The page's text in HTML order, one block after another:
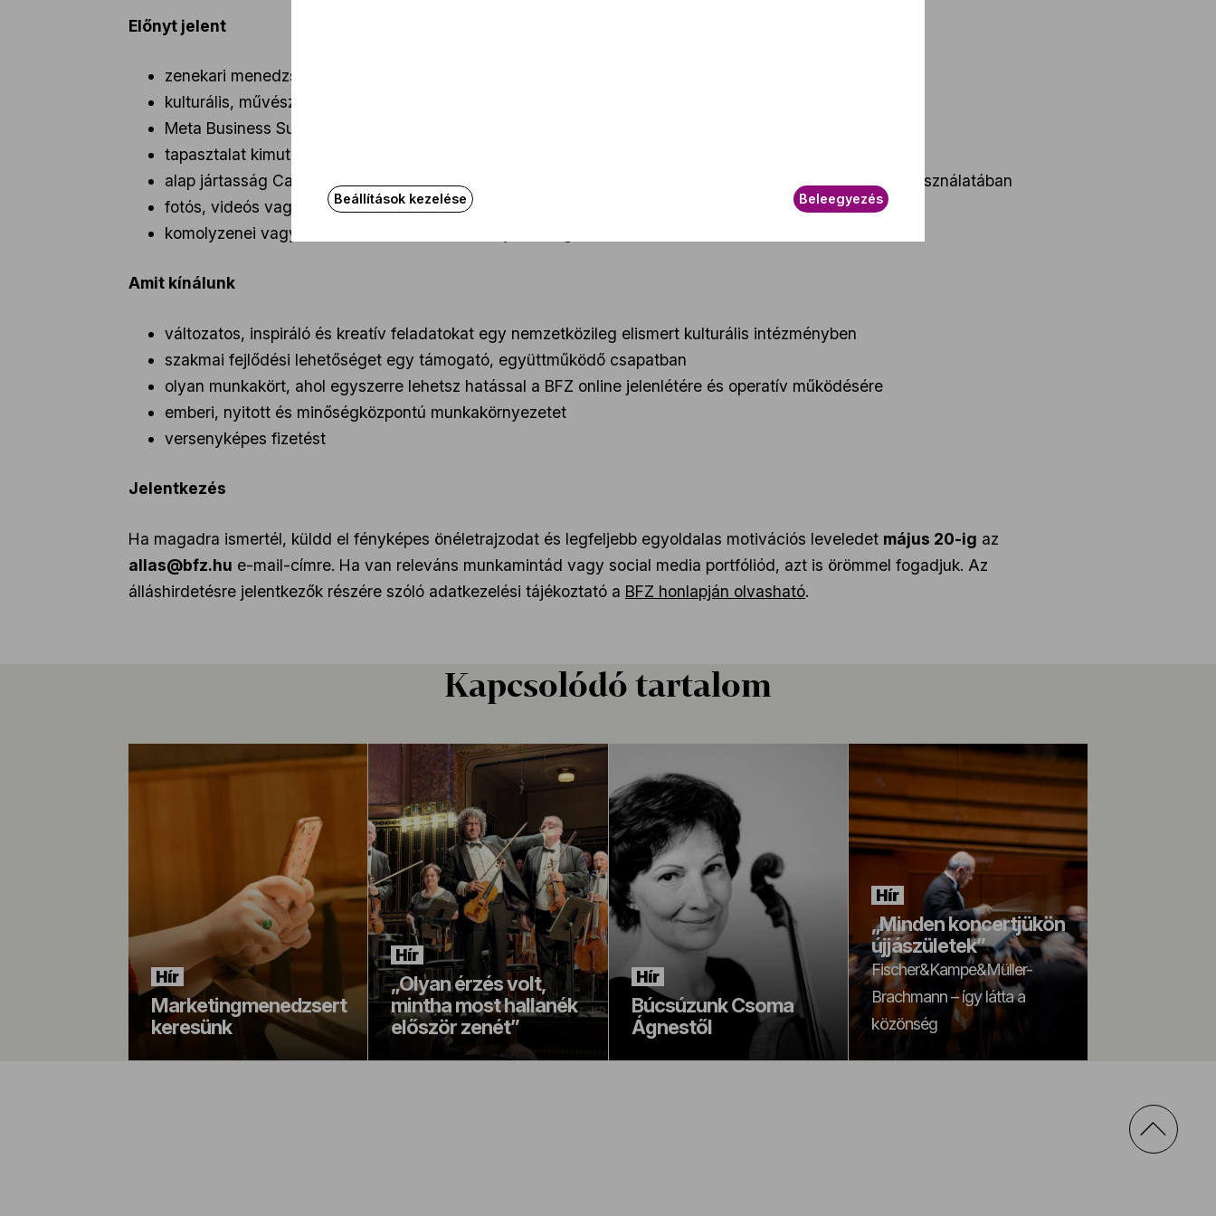
Előnyt jelent
zenekari menedzsmentben szerzett tapasztalat
kulturális, művészeti vagy prémium márkakommunikációs környezetben szerzett gyakorlat
Meta Business Suite és/vagy Google Analytics 4 ismerete
tapasztalat kimutatások készítésében, teljesítménymérésben és adatvezérelt tartalomoptimalizálásban
alap jártasság Canva, rövid videós szerkesztőeszközök vagy egyéb könnyű grafikai/vágóprogramok használatában
fotós, videós vagy grafikai tapasztalat
komolyzenei vagy kulturális területen szerzett jártasság
Amit kínálunk
változatos, inspiráló és kreatív feladatokat egy nemzetközileg elismert kulturális intézményben
szakmai fejlődési lehetőséget egy támogató, együttműködő csapatban
olyan munkakört, ahol egyszerre lehetsz hatással a BFZ online jelenlétére és operatív működésére
emberi, nyitott és minőségközpontú munkakörnyezetet
versenyképes fizetést
Jelentkezés
Ha magadra ismertél, küldd el fényképes önéletrajzodat és legfeljebb egyoldalas motivációs leveledet május 20-ig az
allas@bfz.hu e-mail-címre. Ha van releváns munkamintád vagy social media portfóliód, azt is örömmel fogadjuk. Az
álláshirdetésre jelentkezők részére szóló adatkezelési tájékoztató a BFZ honlapján olvasható.
Kapcsolódó tartalom
Hír
Marketingmenedzsert
keresünk
Hír
„Olyan érzés volt,
mintha most hallanék
először zenét”
Hír
Búcsúzunk Csoma
Ágnestől
Hír
„Minden koncertjükön
újjászületek”
Fischer&Kampe&Müller-
Brachmann – így látta a
közönség
Beállítások kezelése Beleegyezés